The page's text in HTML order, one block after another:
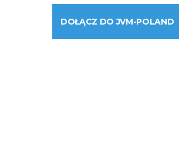
DOŁĄCZ DO JVM-POLAND